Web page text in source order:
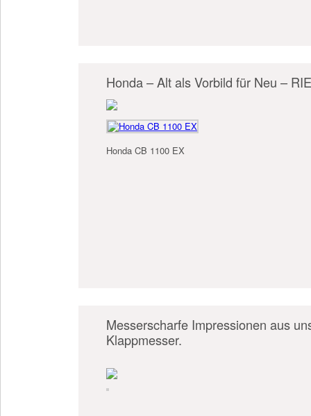
Honda – Alt als Vorbild für Neu –
Honda CB 1100 EX
Messerscharfe Impressionen aus
Klappmesser.